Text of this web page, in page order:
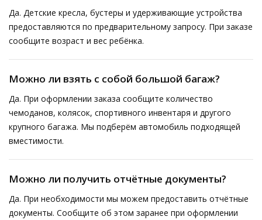
Да. Детские кресла, бустеры и удерживающие устройства
предоставляются по предварительному запросу. При заказе
сообщите возраст и вес ребёнка.
Можно ли взять с собой большой багаж?
Да. При оформлении заказа сообщите количество
чемоданов, колясок, спортивного инвентаря и другого
крупного багажа. Мы подберём автомобиль подходящей
вместимости.
Можно ли получить отчётные документы?
Да. При необходимости мы можем предоставить отчётные
документы. Сообщите об этом заранее при оформлении